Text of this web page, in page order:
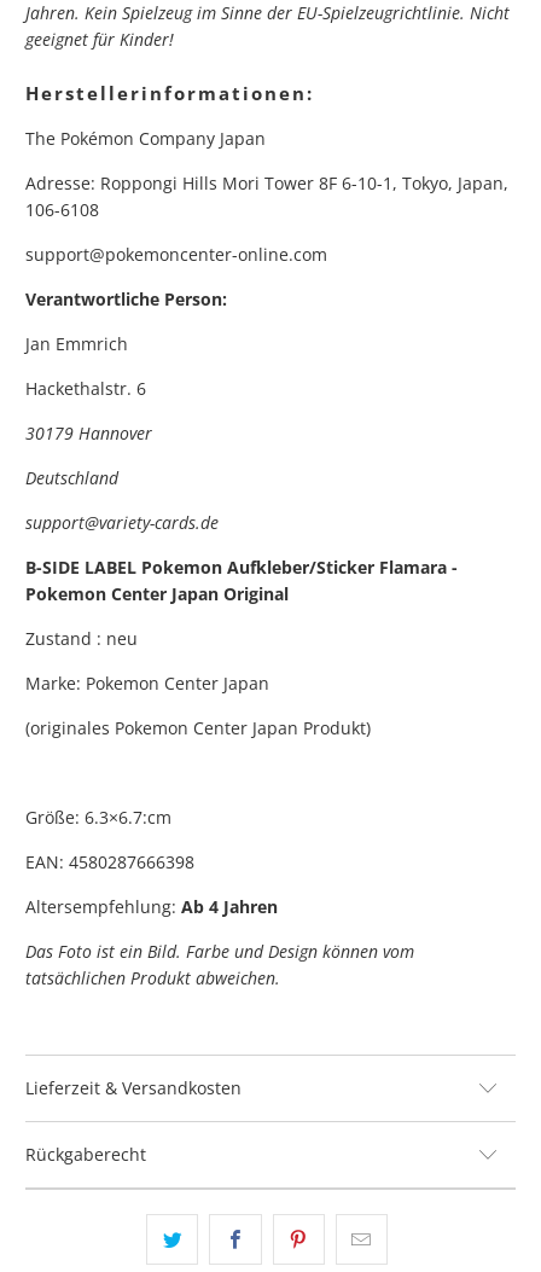
Jahren. Kein Spielzeug im Sinne der EU-Spielzeugrichtlinie. Nicht
geeignet für Kinder!
Herstellerinformationen:
The Pokémon Company Japan
Adresse: Roppongi Hills Mori Tower 8F 6-10-1, Tokyo, Japan,
106-6108
support@pokemoncenter-online.com
Verantwortliche Person:
Jan Emmrich
Hackethalstr. 6
30179 Hannover
Deutschland
support@variety-cards.de
B-SIDE LABEL Pokemon Aufkleber/Sticker Flamara -
Pokemon Center Japan Original
Zustand : neu
Marke: Pokemon Center Japan
(originales Pokemon Center Japan Produkt)
Größe:6.3×6.7:cm
EAN:4580287666398
Altersempfehlung:Ab 4 Jahren
Das Foto ist ein Bild. Farbe und Design können vom
tatsächlichen Produkt abweichen.
Lieferzeit & Versandkosten
Rückgaberecht